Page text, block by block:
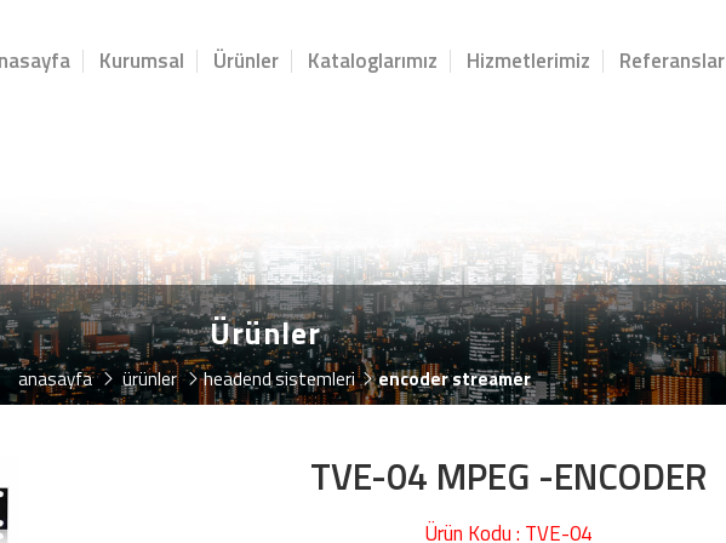
Kurumsal Ürünler Kataloglarımız Hizmetlerimiz Referanslar
Ürünler
anasayfa ürünler headend si̇stemleri̇ encoder streamer
TVE-04 MPEG -ENCODER
Ürün Kodu : TVE-04